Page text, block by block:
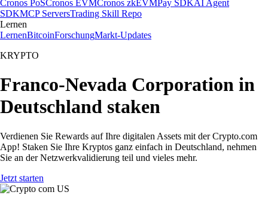
Cronos PoSCronos EVMCronos zkEVMPay SDKAI Agent
SDKMCP ServersTrading Skill Repo
Lernen
LernenBitcoinForschungMarkt-Updates
KRYPTO
Franco-Nevada Corporation in
Deutschland staken
Verdienen Sie Rewards auf Ihre digitalen Assets mit der Crypto.com
App! Staken Sie Ihre Kryptos ganz einfach in Deutschland, nehmen
Sie an der Netzwerkvalidierung teil und vieles mehr.
Jetzt starten